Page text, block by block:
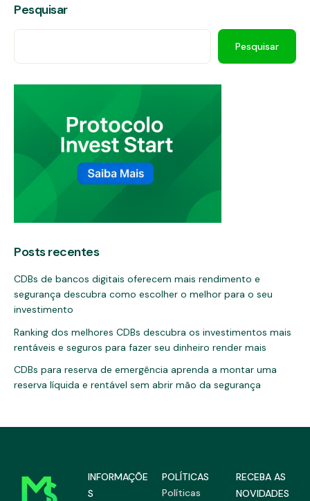
Pesquisar
Pesquisar
Posts recentes
CDBs de bancos digitais oferecem mais rendimento e
segurança descubra como escolher o melhor para o seu
investimento
Ranking dos melhores CDBs descubra os investimentos mais
rentáveis e seguros para fazer seu dinheiro render mais
CDBs para reserva de emergência aprenda a montar uma
reserva líquida e rentável sem abrir mão da segurança
INFORMAÇÕE
S
POLÍTICAS
Políticas
RECEBA AS
NOVIDADES